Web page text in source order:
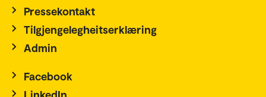
Pressekontakt
Tilgjengelegheitserklæring
Admin
Facebook
LinkedIn